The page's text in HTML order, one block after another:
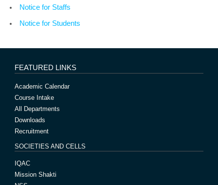
Notice for Staffs
Notice for Students
FEATURED LINKS
Academic Calendar
Course Intake
All Departments
Downloads
Recruitment
SOCIETIES AND CELLS
IQAC
Mission Shakti